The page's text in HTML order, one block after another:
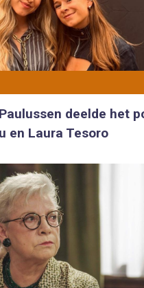
deelde het
en Laura Tesoro